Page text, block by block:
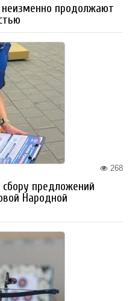
неизменно продолжают
268
предложений
Народной